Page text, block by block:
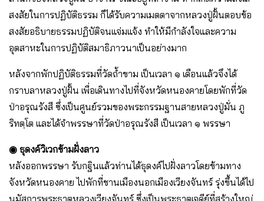
สงสัยในการปฏิบัติธรรม ก็ได้รับความเมตตาจากหลวงปู่ฝั้นตอบข้อ
สงสัยอธิบายธรรมปฏิบัติจนแจ่มแจ้ง ทำให้มีกำลังใจและความ
อุตสาหะในการปฏิบัติสมาธิภาวนาเป็นอย่างมาก
หลังจากพักปฏิบัติธรรมที่วัดถ้ำขาม เป็นเวลา ๑ เดือนแล้วจึงได้
กราบลาหลวงปู่ฝั้น เพื่อเดินทางไปที่จังหวัดหนองคายโดยพักที่วัด
ป่าอรุณรังสี ซึ่งเป็นศูนย์รวมของพระกรรมฐานสายหลวงปู่มั่น ภู
ริทตฺโต และได้จำพรรษาที่วัดป่าอรุณรังสี เป็นเวลา ๑ พรรษา
◉ ธุดงค์วิเวกข้ามฝั่งลาว
หลังออกพรรษา รับกฐินแล้วท่านได้ธุดงค์ไปฝั่งลาวโดยข้ามทาง
จังหวัดหนองคาย ไปพักที่ชานเมืองนอกเมืองเวียงจันทร์ รุ่งขึ้นได้ไป
นมัสการพระธาตุหลวงเวียงจันทร์ ซึ่งเป็นพระธาตุเจดีย์ที่สร้างใหญ่